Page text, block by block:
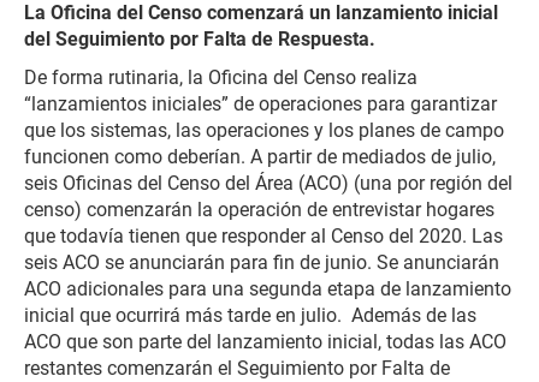
La Oficina del Censo comenzará un lanzamiento inicial
del Seguimiento por Falta de Respuesta.
De forma rutinaria, la Oficina del Censo realiza
“lanzamientos iniciales” de operaciones para garantizar
que los sistemas, las operaciones y los planes de campo
funcionen como deberían. A partir de mediados de julio,
seis Oficinas del Censo del Área (ACO) (una por región del
censo) comenzarán la operación de entrevistar hogares
que todavía tienen que responder al Censo del 2020. Las
seis ACO se anunciarán para fin de junio. Se anunciarán
ACO adicionales para una segunda etapa de lanzamiento
inicial que ocurrirá más tarde en julio. Además de las
ACO que son parte del lanzamiento inicial, todas las ACO
restantes comenzarán el Seguimiento por Falta de